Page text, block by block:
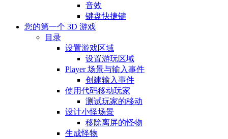
音效
键盘快捷键
您的第一个 3D 游戏
目录
设置游戏区域
设置游玩区域
Player 场景与输入事件
创建输入事件
使用代码移动玩家
测试玩家的移动
设计小怪场景
移除离屏的怪物
生成怪物